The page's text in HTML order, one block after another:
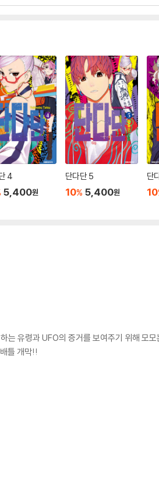
4
5,400원
단다단 5
10% 5,400원
단
10
는 유령과 UFO의 증거를 보여주기 위해 모
틀 개막!!